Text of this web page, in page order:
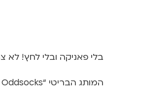
בלי פאניקה ובלי לחץ! לא
המותג הבריטי “United Oddsocks” משנה את עולם הגרביים ומביא אלינו מארזים של גרביים לא תואמים, שנועדו להיות חלק מהביטוי העצמי וסגנון הלבוש שלכם.